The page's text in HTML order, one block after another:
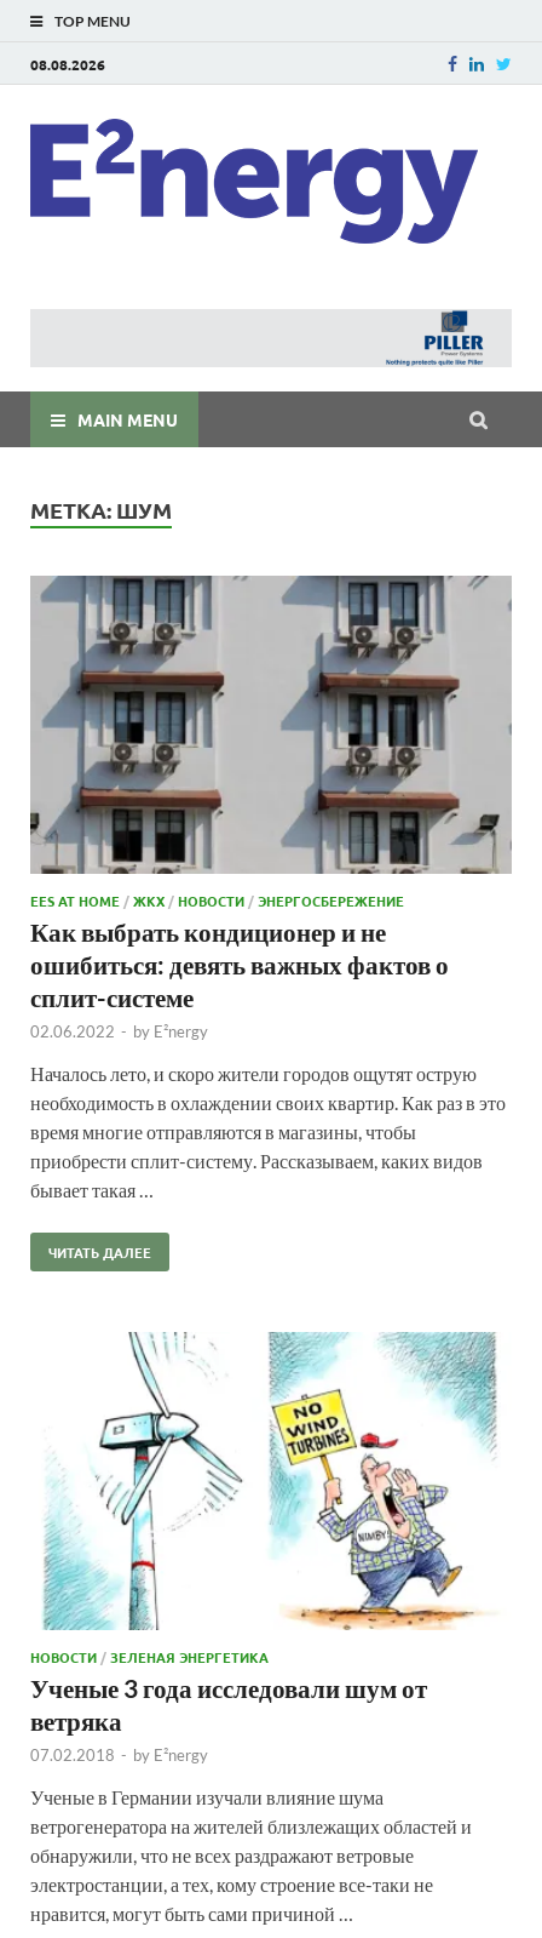
TOP MENU
08.08.2026
MAIN MENU
МЕТКА: ШУМ
EES AT HOME /ЖКХ /НОВОСТИ /ЭНЕРГОСБЕРЕЖЕНИЕ
Как выбрать кондиционер и не
ошибиться: девять важных фактов о
сплит-системе
02.06.2022 - by E²nergy
Началось лето, и скоро жители городов ощутят острую
необходимость в охлаждении своих квартир. Как раз в это
время многие отправляются в магазины, чтобы
приобрести сплит-систему. Рассказываем, каких видов
бывает такая …
ЧИТАТЬ ДАЛЕЕ
НОВОСТИ /ЗЕЛЕНАЯ ЭНЕРГЕТИКА
Ученые 3 года исследовали шум от
ветряка
07.02.2018 - by E²nergy
Ученые в Германии изучали влияние шума
ветрогенератора на жителей близлежащих областей и
обнаружили, что не всех раздражают ветровые
электростанции, а тех, кому строение все-таки не
нравится, могут быть сами причиной …